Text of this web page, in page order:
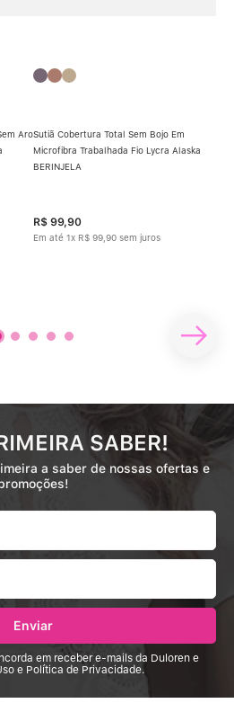
AroSutiã Cobertura Total Sem Bojo Em
Microfibra Trabalhada Fio Lycra Alaska
BERINJELA
R$ 99,90
Em até 1x R$ 99 90 sem juros
SABER!
a saber de nossas ofertas e
Enviar
em receber e-mails da Duloren e
e Política de Privacidade.